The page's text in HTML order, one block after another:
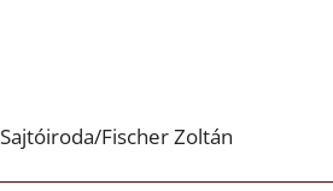
Fischer Zoltán